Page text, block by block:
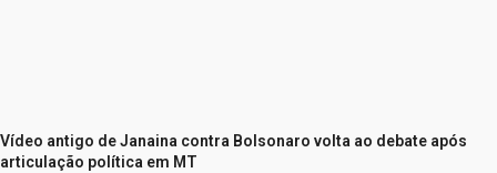
Vídeo antigo de Janaina contra Bolsonaro volta ao debate após
articulação política em MT